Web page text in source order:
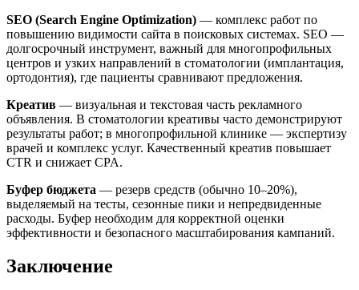
SEO (Search Engine Optimization) — комплекс работ по
повышению видимости сайта в поисковых системах. SEO —
долгосрочный инструмент, важный для многопрофильных
центров и узких направлений в стоматологии (имплантация,
ортодонтия), где пациенты сравнивают предложения.
Креатив — визуальная и текстовая часть рекламного
объявления. В стоматологии креативы часто демонстрируют
результаты работ; в многопрофильной клинике — экспертизу
врачей и комплекс услуг. Качественный креатив повышает
CTR и снижает CPA.
Буфер бюджета — резерв средств (обычно 10–20%),
выделяемый на тесты, сезонные пики и непредвиденные
расходы. Буфер необходим для корректной оценки
эффективности и безопасного масштабирования кампаний.
Заключение